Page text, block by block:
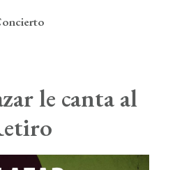
útil
Search
le canta al